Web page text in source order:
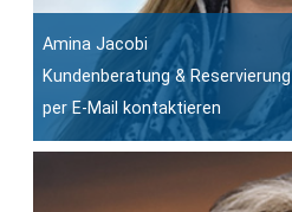
Amina Jacobi
Kundenberatung & Reservierung
per E-Mail kontaktieren